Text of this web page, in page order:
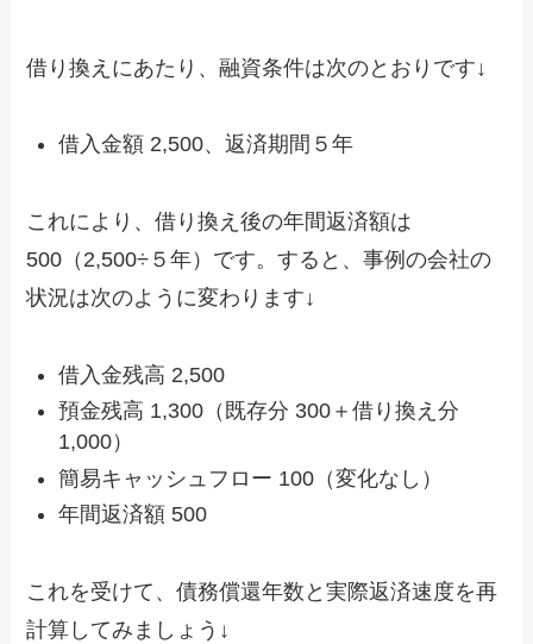
借り換えにあたり、融資条件は次のとおりです↓
借入金額 2,500、返済期間５年
これにより、借り換え後の年間返済額は
500（2,500÷５年）です。すると、事例の会社の
状況は次のように変わります↓
借入金残高 2,500
預金残高 1,300（既存分 300＋借り換え分
1,000）
簡易キャッシュフロー 100（変化なし）
年間返済額 500
これを受けて、債務償還年数と実際返済速度を再
計算してみましょう↓